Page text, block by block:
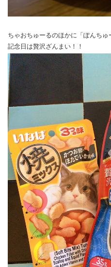
ちゃおちゅーるのほかに「ぽんちゅ
記念日は贅沢ざんまい！！